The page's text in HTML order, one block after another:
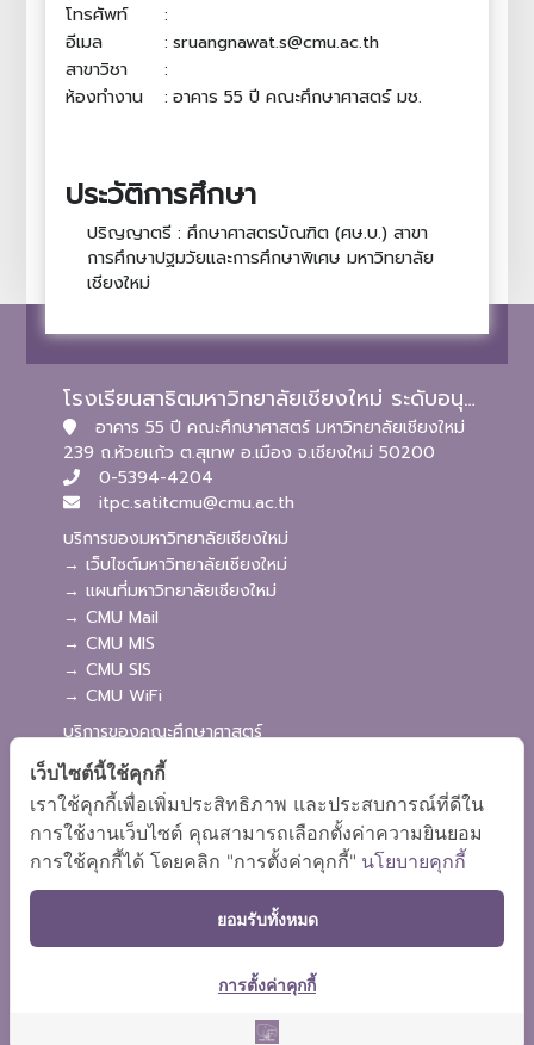
โทรศัพท์
:
อีเมล
: sruangnawat.s@cmu.ac.th
สาขาวิชา
:
ห้องทำงาน
: อาคาร 55 ปี คณะศึกษาศาสตร์ มช.
ประวัติการศึกษา
ปริญญาตรี : ศึกษาศาสตรบัณฑิต (ศษ.บ.) สาขา
การศึกษาปฐมวัยและการศึกษาพิเศษ มหาวิทยาลัย
เชียงใหม่
โรงเรียนสาธิตมหาวิทยาลัยเชียงใหม่ ระดับอนุบาลและประถมศึกษา
อาคาร 55 ปี คณะศึกษาศาสตร์ มหาวิทยาลัยเชียงใหม่
239 ถ.ห้วยแก้ว ต.สุเทพ อ.เมือง จ.เชียงใหม่ 50200
0-5394-4204
itpc.satitcmu@cmu.ac.th
บริการของมหาวิทยาลัยเชียงใหม่
→ เว็บไซต์มหาวิทยาลัยเชียงใหม่
→ แผนที่มหาวิทยาลัยเชียงใหม่
→ CMU Mail
→ CMU MIS
→ CMU SIS
→ CMU WiFi
บริการของคณะศึกษาศาสตร์
→ เว็บไซต์คณะศึกษาศาสตร์
→ ระบบจัดการเว็บไซต์
→ ระบบ Admission
→ EDU MIS
→ EDU SIS
Copyright © 2018 EDU CMU All rights reserved.
เว็บไซต์นี้ใช้คุกกี้
เราใช้คุกกี้เพื่อเพิ่มประสิทธิภาพ และประสบการณ์ที่ดีใน
การใช้งานเว็บไซต์ คุณสามารถเลือกตั้งค่าความยินยอม
การใช้คุกกี้ได้ โดยคลิก "การตั้งค่าคุกกี้" นโยบายคุกกี้
ยอมรับทั้งหมด
การตั้งค่าคุกกี้